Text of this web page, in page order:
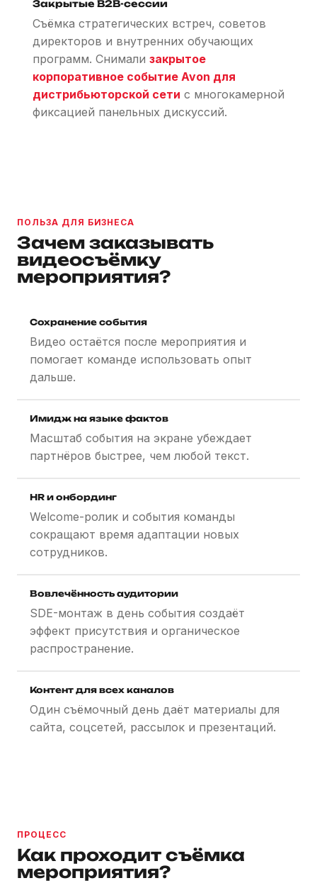
Закрытые B2B-сессии
Съёмка стратегических встреч, советов
директоров и внутренних обучающих
программ. Снимали закрытое
корпоративное событие Avon для
дистрибьюторской сети с многокамерной
фиксацией панельных дискуссий.
ПОЛЬЗА ДЛЯ БИЗНЕСА
Зачем заказывать
видеосъёмку
мероприятия?
Сохранение события
Видео остаётся после мероприятия и
помогает команде использовать опыт
дальше.
Имидж на языке фактов
Масштаб события на экране убеждает
партнёров быстрее, чем любой текст.
HR и онбординг
Welcome-ролик и события команды
сокращают время адаптации новых
сотрудников.
Вовлечённость аудитории
SDE-монтаж в день события создаёт
эффект присутствия и органическое
распространение.
Контент для всех каналов
Один съёмочный день даёт материалы для
сайта, соцсетей, рассылок и презентаций.
ПРОЦЕСС
Как проходит съёмка
мероприятия?